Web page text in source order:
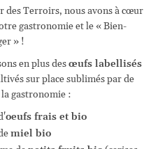
des Terroirs, nous avons à cœur
gastronomie et le « Bien-
» !
en plus desœufs labellisés
sur place sublimés par de
gastronomie :
oeufs frais et bio
miel bio